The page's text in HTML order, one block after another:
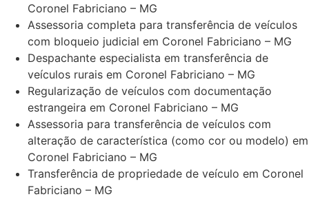
Coronel Fabriciano – MG
Assessoria completa para transferência de veículos
com bloqueio judicial em Coronel Fabriciano – MG
Despachante especialista em transferência de
veículos rurais em Coronel Fabriciano – MG
Regularização de veículos com documentação
estrangeira em Coronel Fabriciano – MG
Assessoria para transferência de veículos com
alteração de característica (como cor ou modelo) em
Coronel Fabriciano – MG
Transferência de propriedade de veículo em Coronel
Fabriciano – MG